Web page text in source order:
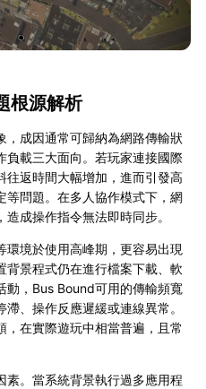
根源解析
，成因通常可歸納為網路傳輸狀
負載三大面向。若玩家連接國際
往返時間大幅增加，進而引發高
等問題。在多人協作模式下，網
成操作指令無法即時同步。
環境於使用高峰期，更容易出現
背景程式仍在進行檔案下載、軟
動，Bus Bound可用的傳輸頻寬
、操作反應遲緩或連線異常。
在實際遊玩中相當普遍，且常
素。當系統背景執行過多應用程